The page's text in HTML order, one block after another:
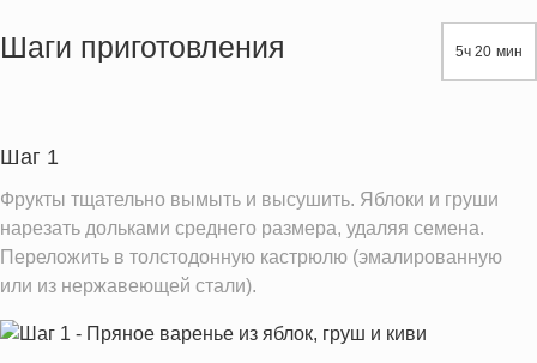
Жиры
Пищевые волокна
Сахар
Вода
79.1 г
Натрий
2.4 мг
Кальций
26.9 мг
Шаги приготовления 5ч 20 мин
Шаг 1
Фрукты тщательно вымыть и высушить. Яблоки и груши
нарезать дольками среднего размера, удаляя семена.
Переложить в толстодонную кастрюлю (эмалированную
или из нержавеющей стали).